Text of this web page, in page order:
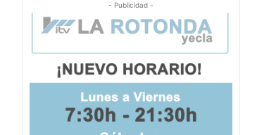
- Publicidad -